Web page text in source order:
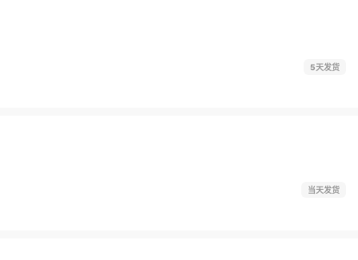
5天发货
当天发货